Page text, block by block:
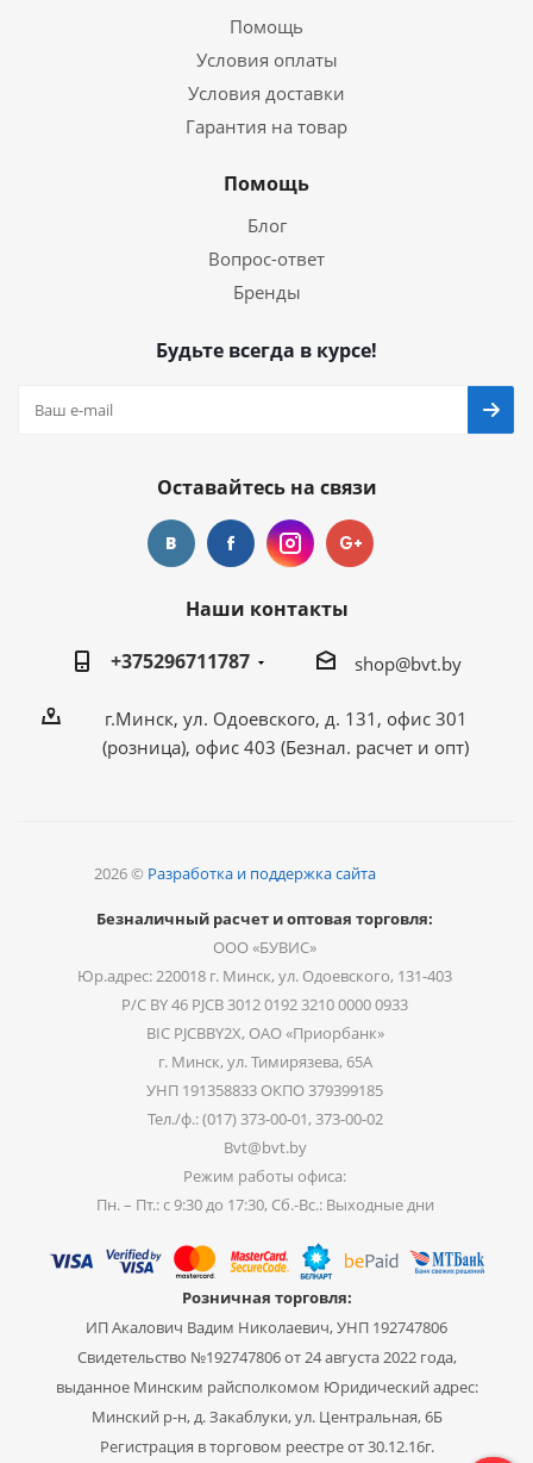
Помощь
Условия оплаты
Условия доставки
Гарантия на товар
Помощь
Блог
Вопрос-ответ
Бренды
Будьте всегда в курсе!
Оставайтесь на связи
Наши контакты
+375296711787
shop@bvt.by
г.Минск, ул. Одоевского, д. 131, офис 301
(розница), офис 403 (Безнал. расчет и опт)
2026 © Разработка и поддержка сайта
Безналичный расчет и оптовая торговля:
ООО «БУВИС»
Юр.адрес: 220018 г. Минск, ул. Одоевского, 131-403
Р/С BY 46 PJCB 3012 0192 3210 0000 0933
BIC PJCBBY2X, ОАО «Приорбанк»
г. Минск, ул. Тимирязева, 65А
УНП 191358833 ОКПО 379399185
Тел./ф.: (017) 373-00-01, 373-00-02
Bvt@bvt.by
Режим работы офиса:
Пн. – Пт.: с 9:30 до 17:30, Сб.-Вс.: Выходные дни
Розничная торговля:
ИП Акалович Вадим Николаевич, УНП 192747806
Свидетельство №192747806 от 24 августа 2022 года,
выданное Минским райсполкомом Юридический адрес:
Минский р-н, д. Закаблуки, ул. Центральная, 6Б
Регистрация в торговом реестре от 30.12.16г.